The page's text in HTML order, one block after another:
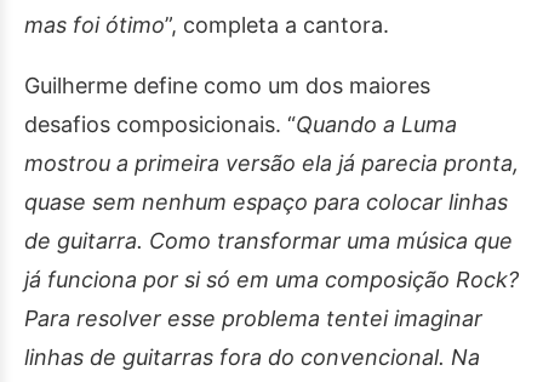
mas foi ótimo”, completa a cantora.
Guilherme define como um dos maiores
desafios composicionais. “Quando a Luma
mostrou a primeira versão ela já parecia pronta,
quase sem nenhum espaço para colocar linhas
de guitarra. Como transformar uma música que
já funciona por si só em uma composição Rock?
Para resolver esse problema tentei imaginar
linhas de guitarras fora do convencional. Na